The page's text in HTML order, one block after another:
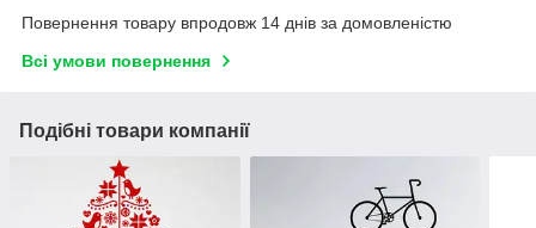
Повернення товару впродовж 14 днів за домовленістю
Всі умови повернення
Подібні товари компанії